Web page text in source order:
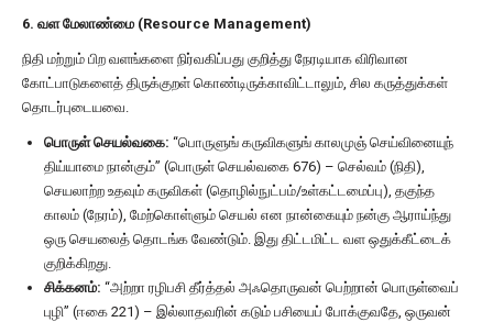
6. வள மேலாண்மை (Resource Management)
நிதி மற்றும் பிற வளங்களை நிர்வகிப்பது குறித்து நேரடியாக விரிவான
கோட்பாடுகளைத் திருக்குறள் கொண்டிருக்காவிட்டாலும், சில கருத்துக்கள்
தொடர்புடையவை.
பொருள் செயல்வகை: “பொருளுங் கருவிகளுங் காலமுஞ் செய்வினையுந்
திய்யாமை நான்கும்” (பொருள் செயல்வகை 676) – செல்வம் (நிதி),
செயலாற்ற உதவும் கருவிகள் (தொழில்நுட்பம்/உள்கட்டமைப்பு), தகுந்த
காலம் (நேரம்), மேற்கொள்ளும் செயல் என நான்கையும் நன்கு ஆராய்ந்து
ஒரு செயலைத் தொடங்க வேண்டும். இது திட்டமிட்ட வள ஒதுக்கீட்டைக்
குறிக்கிறது.
சிக்கனம்: “அற்றா ரழிபசி தீர்த்தல் அஃதொருவன் பெற்றான் பொருள்வைப்
புழி” (ஈகை 221) – இல்லாதவரின் கடும் பசியைப் போக்குவதே, ஒருவன்